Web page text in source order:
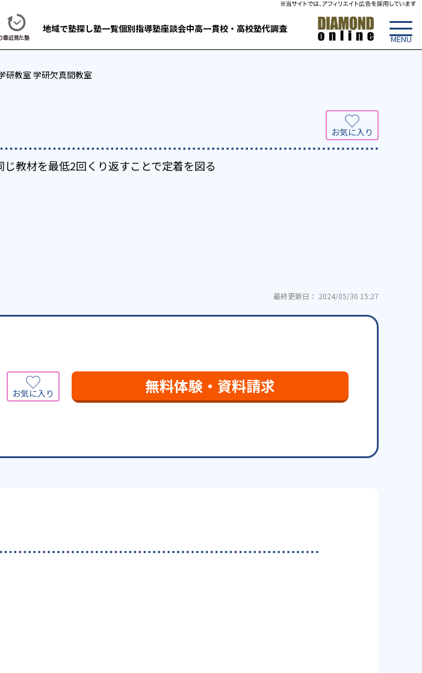
地域で塾探し塾一覧個別指導塾座談会中高一貫校・高校塾代調査
研教室 学研欠真間教室
教材を最低2回くり返すことで定着を図る
最終更新日： 2024/05/30 15:27
無料体験・資料請求